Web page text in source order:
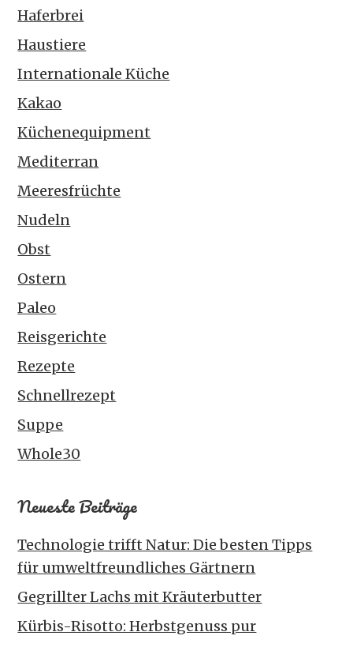
Haferbrei
Haustiere
Internationale Küche
Kakao
Küchenequipment
Mediterran
Meeresfrüchte
Nudeln
Obst
Ostern
Paleo
Reisgerichte
Rezepte
Schnellrezept
Suppe
Whole30
Neueste Beiträge
Technologie trifft Natur: Die besten Tipps
für umweltfreundliches Gärtnern
Gegrillter Lachs mit Kräuterbutter
Kürbis-Risotto: Herbstgenuss pur